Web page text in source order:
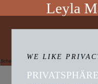
Leyla
WE LIKE
PRIVATSPHÄRE